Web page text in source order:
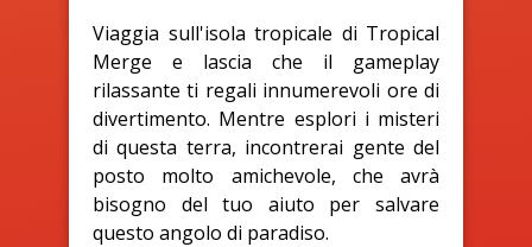
Viaggia sull'isola tropicale di Tropical
Merge e lascia che il gameplay
rilassante ti regali innumerevoli ore di
divertimento. Mentre esplori i misteri
di questa terra, incontrerai gente del
posto molto amichevole, che avrà
bisogno del tuo aiuto per salvare
questo angolo di paradiso.